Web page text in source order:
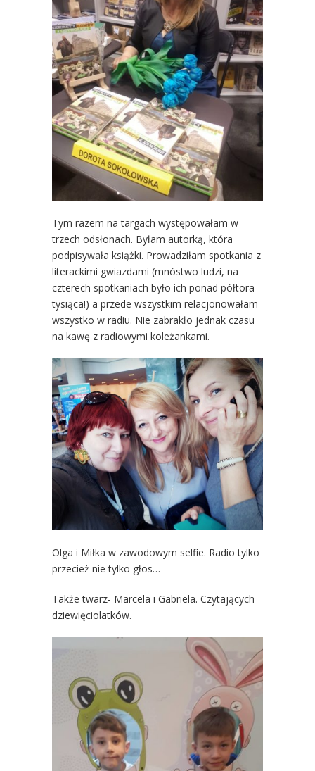
Tym razem na targach występowałam w
trzech odsłonach. Byłam autorką, która
podpisywała książki. Prowadziłam spotkania z
literackimi gwiazdami (mnóstwo ludzi, na
czterech spotkaniach było ich ponad półtora
tysiąca!) a przede wszystkim relacjonowałam
wszystko w radiu. Nie zabrakło jednak czasu
na kawę z radiowymi koleżankami.
Olga i Miłka w zawodowym selfie. Radio tylko
przecież nie tylko głos…
Także twarz- Marcela i Gabriela. Czytających
dziewięciolatków.